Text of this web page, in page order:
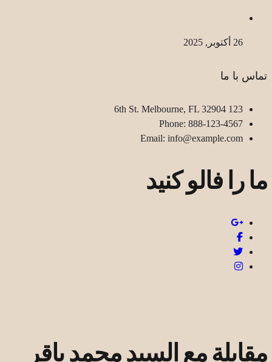
26 أكتوبر, 2025
تماس با ما
123 6th St. Melbourne, FL 32904
Phone: 888-123-4567
Email: info@example.com
ما را فالو کنید
مقابلة مع السيد محمد باقر